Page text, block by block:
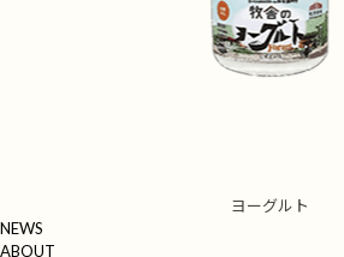
ヨーグルト
NEWS
ABOUT